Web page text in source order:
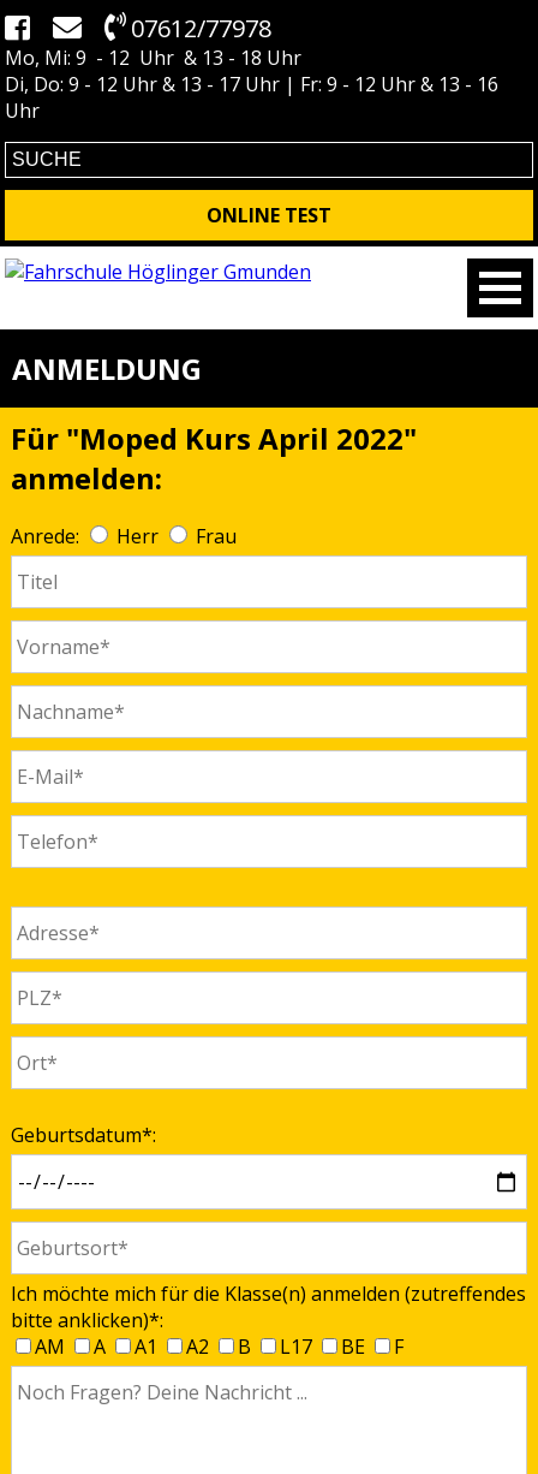
07612/77978
Mo, Mi: 9 - 12 Uhr & 13 - 18 Uhr
Di, Do: 9 - 12 Uhr & 13 - 17 Uhr | Fr: 9 - 12 Uhr & 13 - 16
Uhr
ONLINE TEST
ANMELDUNG
Für "Moped Kurs April 2022"
anmelden:
Anrede: Herr Frau
Geburtsdatum*:
Ich möchte mich für die Klasse(n) anmelden (zutreffendes
bitte anklicken)*:
AM
A A1 A2 B L17 BE F